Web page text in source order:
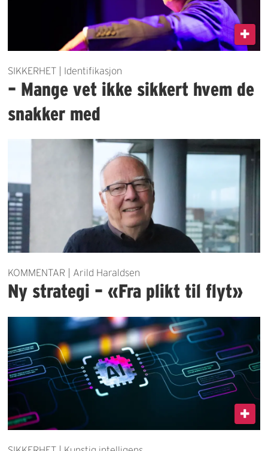
SIKKERHET | Identifikasjon
– Mange vet ikke sikkert hvem de
snakker med
KOMMENTAR | Arild Haraldsen
Ny strategi – «Fra plikt til flyt»